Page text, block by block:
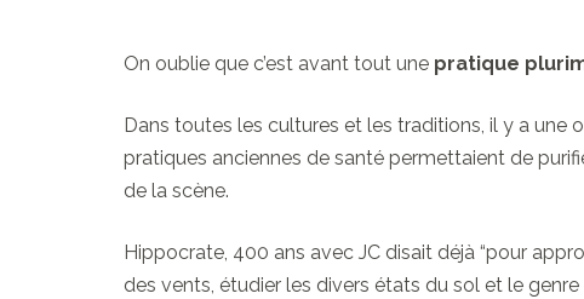
On oublie que c’est avant tout une pratique
Dans toutes les cultures et les traditions, il y a une
pratiques anciennes de santé permettaient de
de la scène.
Hippocrate, 400 ans avec JC disait déjà “pour
des vents, étudier les divers états du sol et le genre